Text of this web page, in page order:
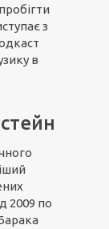
з
в
2009 по